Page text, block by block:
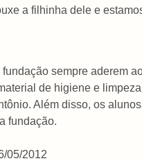
a filhinha dele e
sempre aderem
de higiene e
Além disso, os
fundação.
05/2012